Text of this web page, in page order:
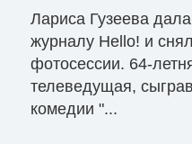
Лариса Гузеева
журналу Hello! и
фотосессии. 64-
телеведущая,
комедии "...